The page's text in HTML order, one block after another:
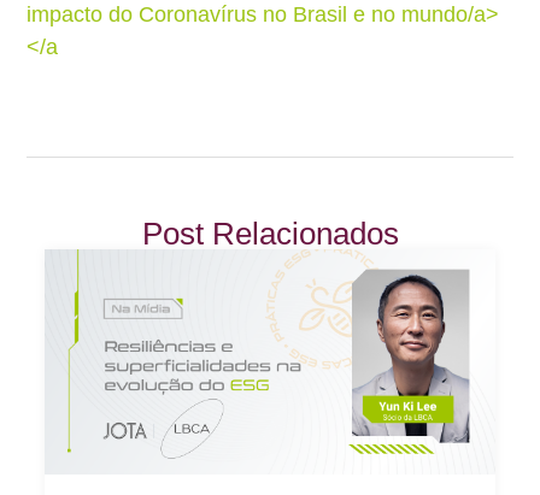
impacto do Coronavírus no Brasil e no mundo/a>
</a
Post Relacionados